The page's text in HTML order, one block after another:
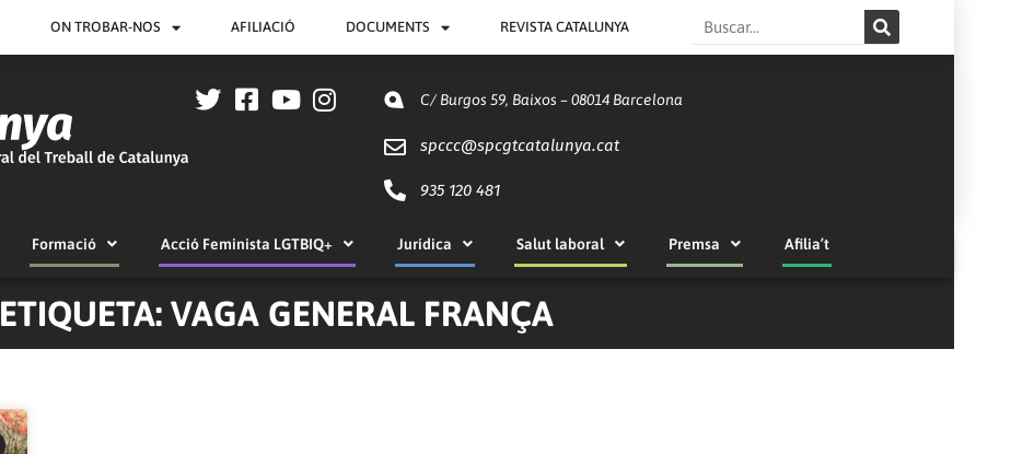
ON TROBAR-NOS AFILIACIÓ DOCUMENTS REVISTA CATALUNYA Search
C/ Burgos 59, Baixos – 08014 Barcelona
spccc@spcgtcatalunya.cat
935 120 481
Formació Acció Feminista LGTBIQ+ Jurídica Salut laboral Premsa Afilia’t
ETIQUETA: VAGA GENERAL FRANÇA